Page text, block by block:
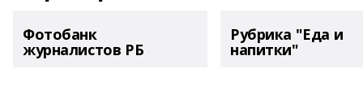
Фотобанк
журналистов РБ
Рубрика "Еда и
напитки"